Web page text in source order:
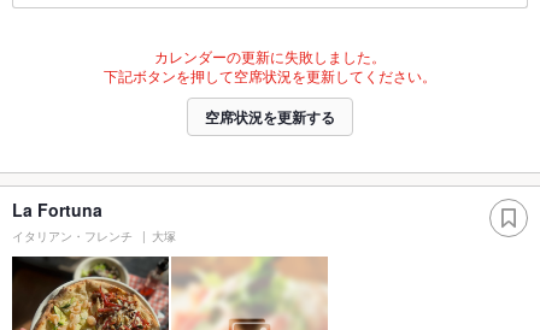
カレンダーの更新に失敗しました。
下記ボタンを押して空席状況を更新してください。
空席状況を更新する
La Fortuna
イタリアン・フレンチ 大塚